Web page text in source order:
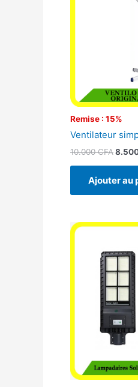
Remise : 15%
Ventilateur
10.000CFA
Ajouter au